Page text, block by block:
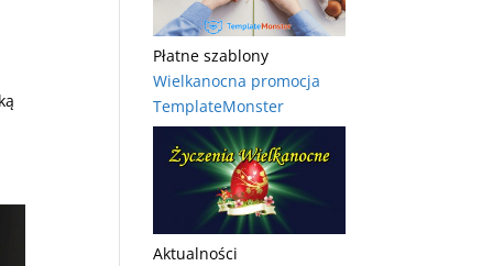
Płatne szablony
Wielkanocna promocja
TemplateMonster
Aktualności